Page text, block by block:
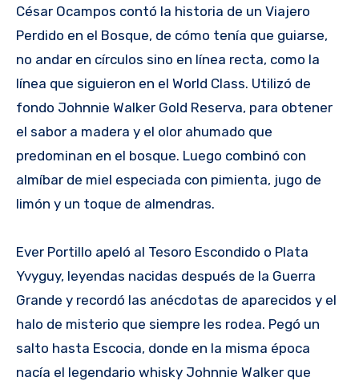
César Ocampos contó la historia de un Viajero
Perdido en el Bosque, de cómo tenía que guiarse,
no andar en círculos sino en línea recta, como la
línea que siguieron en el World Class. Utilizó de
fondo Johnnie Walker Gold Reserva, para obtener
el sabor a madera y el olor ahumado que
predominan en el bosque. Luego combinó con
almíbar de miel especiada con pimienta, jugo de
limón y un toque de almendras.
Ever Portillo apeló al Tesoro Escondido o Plata
Yvyguy, leyendas nacidas después de la Guerra
Grande y recordó las anécdotas de aparecidos y el
halo de misterio que siempre les rodea. Pegó un
salto hasta Escocia, donde en la misma época
nacía el legendario whisky Johnnie Walker que